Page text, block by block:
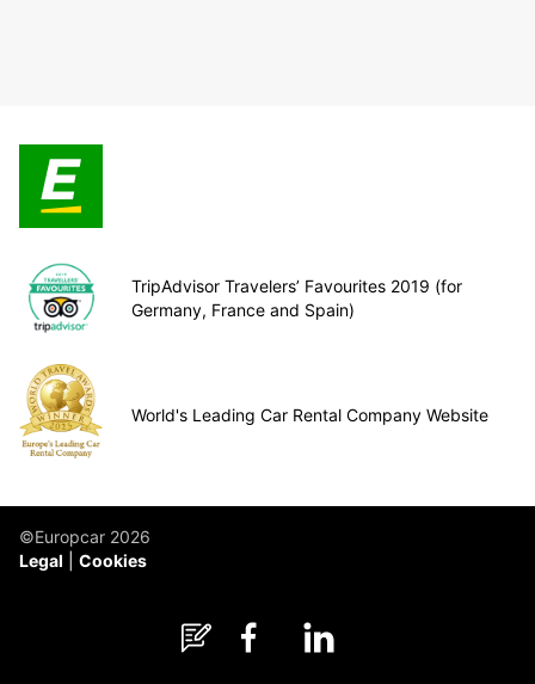
TripAdvisor Travelers’ Favourites 2019 (for
Germany, France and Spain)
World's Leading Car Rental Company Website
©Europcar 2026
Legal
Cookies